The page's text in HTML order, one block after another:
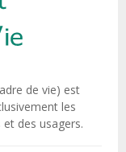
de vie) est
les
des usagers.